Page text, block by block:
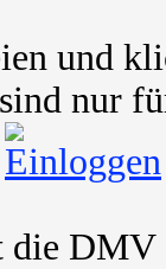
und
nur
die DMV